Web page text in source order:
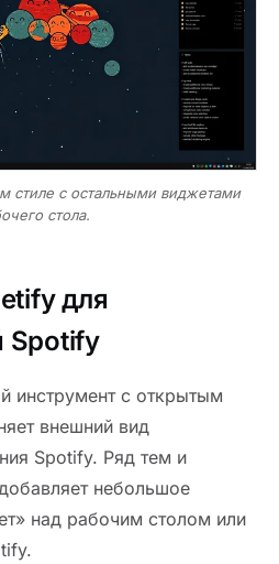
стиле с остальными виджетами
стола.
для
Spotify
инструмент с открытым
внешний вид
Spotify. Ряд тем и
небольшое
над рабочим столом или